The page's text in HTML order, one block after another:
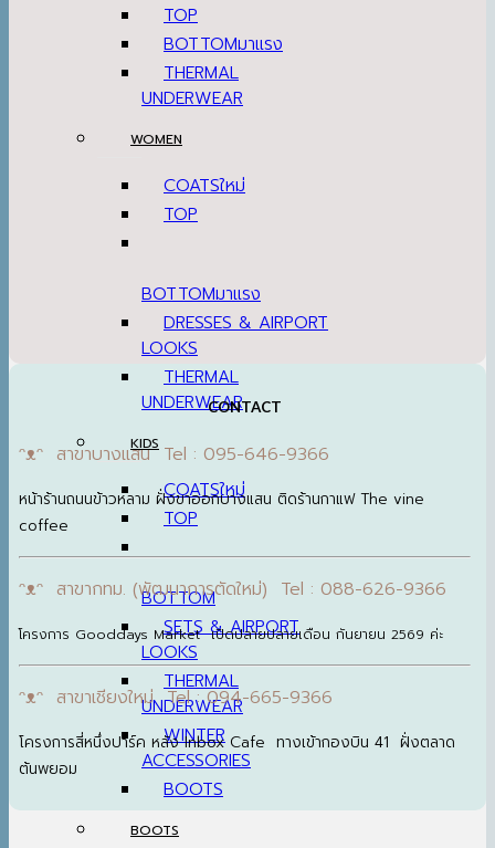
TOP
BOTTOM
THERMAL
UNDERWEAR
WOMEN
COATS
TOP
BOTTOM
DRESSES & AIRPORT
LOOKS
THERMAL
UNDERWEAR
KIDS
COATS
TOP
BOTTOM
SETS & AIRPORT
LOOKS
THERMAL
UNDERWEAR
WINTER
ACCESSORIES
BOOTS
BOOTS
CONTACT
ᵔᴥᵔ สาขาบางแสน Tel : 095-646-9366
หน้าร้านถนนข้าวหลาม ฝั่งขาออกบางแสน ติดร้านกาแฟ The vine
coffee
ᵔᴥᵔ สาขากทม. (พัฒนาการตัดใหม่) Tel : 088-626-9366
โครงการ Gooddays Market เปิดปลายปลายเดือน กันยายน 2569 ค่ะ
ᵔᴥᵔ สาขาเชียงใหม่ Tel : 094-665-9366
โครงการสี่หนึ่งปาร์ค หลัง Inbox Cafe ทางเข้ากองบิน 41 ฝั่งตลาด
ต้นพยอม